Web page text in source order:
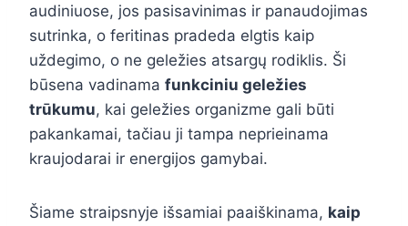
audiniuose, jos pasisavinimas ir panaudojimas
sutrinka, o feritinas pradeda elgtis kaip
uždegimo, o ne geležies atsargų rodiklis. Ši
būsena vadinama funkciniu geležies
trūkumu, kai geležies organizme gali būti
pakankamai, tačiau ji tampa neprieinama
kraujodarai ir energijos gamybai.
Šiame straipsnyje išsamiai paaiškinama, kaip